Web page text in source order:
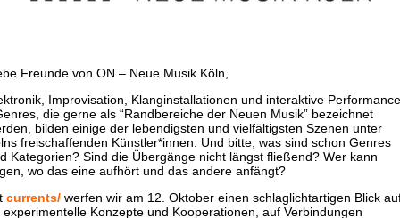
Freunde von ON – Neue Musik Köln,
Improvisation, Klanginstallationen und interaktive
die gerne als “Randbereiche der Neuen Musik” bezeichnet
bilden einige der lebendigsten und vielfältigsten Szenen unter
freischaffenden Künstler*innen. Und bitte, was sind schon Genres
Kategorien? Sind die Übergänge nicht längst fließend? Wer kann
wo das eine aufhört und das andere anfängt?
currents/ werfen wir am 12. Oktober einen schlaglichtartigen Blick
experimentelle Konzepte und Kooperationen, auf Verbindungen